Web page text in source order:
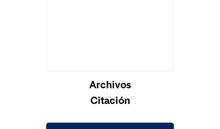
Archivos
Citación